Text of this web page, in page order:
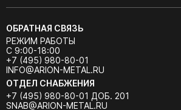
ОБРАТНАЯ СВЯЗЬ
РЕЖИМ РАБОТЫ
С 9:00-18:00
+7 (495) 980-80-01
INFO@ARION-METAL.RU
ОТДЕЛ СНАБЖЕНИЯ
+7 (495) 980-80-01 ДОБ. 201
SNAB@ARION-METAL.RU